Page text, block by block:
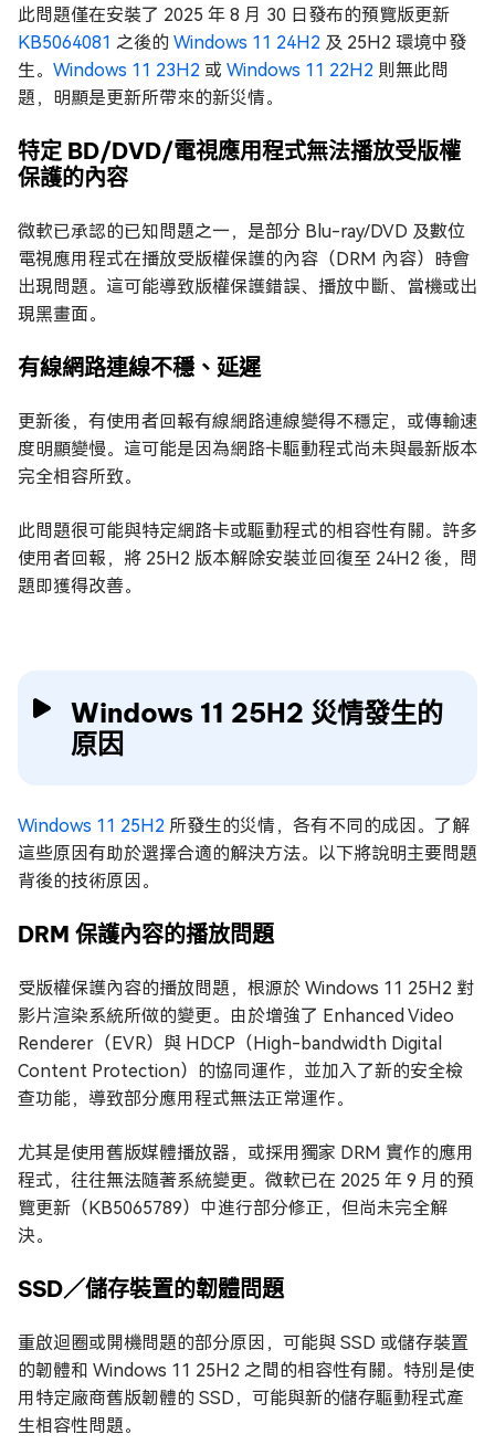
此問題僅在安裝了 2025 年 8 月 30 日發布的預覽版更新
KB5064081 之後的 Windows 11 24H2 及 25H2 環境中發
生。 Windows 11 23H2 或 Windows 11 22H2 則無此問
題，明顯是更新所帶來的新災情。
特定 BD/DVD/電視應用程式無法播放受版權
保護的內容
微軟已承認的已知問題之一，是部分 Blu-ray/DVD 及數位
電視應用程式在播放受版權保護的內容（DRM 內容）時會
出現問題。這可能導致版權保護錯誤、播放中斷、當機或出
現黑畫面。
有線網路連線不穩、延遲
更新後，有使用者回報有線網路連線變得不穩定，或傳輸速
度明顯變慢。這可能是因為網路卡驅動程式尚未與最新版本
完全相容所致。
此問題很可能與特定網路卡或驅動程式的相容性有關。許多
使用者回報，將 25H2 版本解除安裝並回復至 24H2 後，問
題即獲得改善。
Windows 11 25H2 災情發生的
原因
Windows 11 25H2 所發生的災情，各有不同的成因。了解
這些原因有助於選擇合適的解決方法。以下將說明主要問題
背後的技術原因。
DRM 保護內容的播放問題
受版權保護內容的播放問題，根源於 Windows 11 25H2 對
影片渲染系統所做的變更。由於增強了 Enhanced Video
Renderer（EVR）與 HDCP（High-bandwidth Digital
Content Protection）的協同運作，並加入了新的安全檢
查功能，導致部分應用程式無法正常運作。
尤其是使用舊版媒體播放器，或採用獨家 DRM 實作的應用
程式，往往無法隨著系統變更。微軟已在 2025 年 9 月的預
覽更新（KB5065789）中進行部分修正，但尚未完全解
決。
SSD／儲存裝置的韌體問題
重啟迴圈或開機問題的部分原因，可能與 SSD 或儲存裝置
的韌體和 Windows 11 25H2 之間的相容性有關。特別是使
用特定廠商舊版韌體的 SSD，可能與新的儲存驅動程式產
生相容性問題。